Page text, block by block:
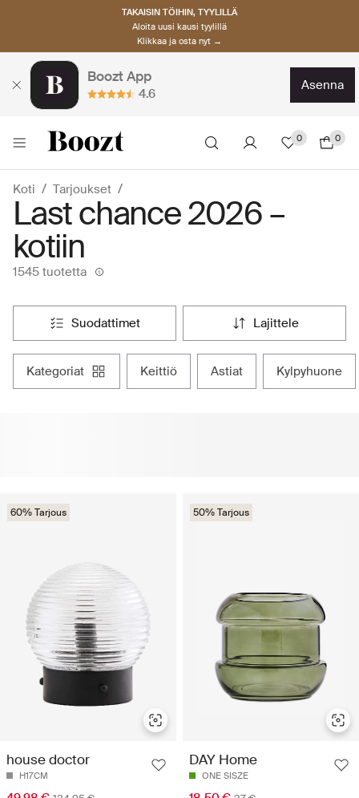
TAKAISIN TÖIHIN, TYYLILLÄ
Aloita uusi kausi tyylillä
Klikkaa ja osta nyt →
Boozt App
4.6
asenna
0 0
Koti Tarjoukset
Last chance 2026 –
kotiin
1545 tuotetta
suodattimet lajittele
kategoriat keittiö astiat kylpyhuone
60% Tarjous
house doctor
H17CM
50% Tarjous
DAY Home
ONE SISZE